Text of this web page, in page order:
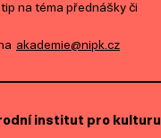
na téma přednášky či
akademie@nipk.cz
institut pro kulturu